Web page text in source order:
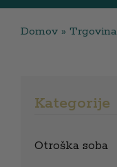
Domov » Trgovina
Kategorije
Otroška soba